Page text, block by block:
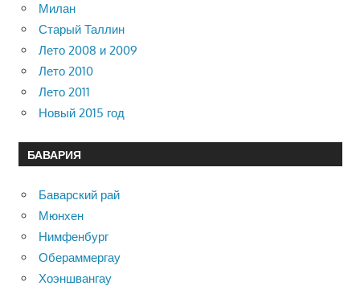
Милан
Старый Таллин
Лето 2008 и 2009
Лето 2010
Лето 2011
Новый 2015 год
БАВАРИЯ
Баварский рай
Мюнхен
Нимфенбург
Обераммергау
Хоэншвангау